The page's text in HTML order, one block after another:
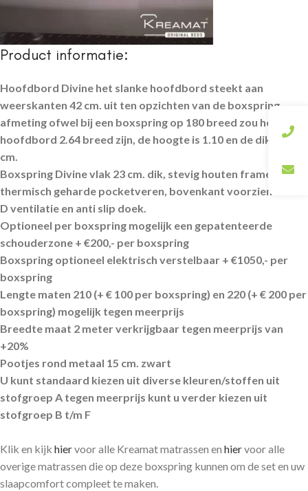
Product informatie:
Hoofdbord Divine het slanke hoofdbord steekt aan
weerskanten 42 cm. uit ten opzichten van de boxspring
afmeting ofwel bij een boxspring op 180 breed zou het
hoofdbord 2.64 breed zijn, de hoogte is 1.10 en de dikte is 6
cm.
Boxspring Divine vlak 23 cm. dik, stevig houten frame met
thermisch geharde pocketveren, bovenkant voorzien van 3-
D ventilatie en anti slip doek.
Optioneel per boxspring mogelijk een gepatenteerde
schouderzone + €200,- per boxspring
Boxspring optioneel elektrisch verstelbaar + €1050,- per
boxspring
Lengte maten 210 (+ € 100 per boxspring) en 220 (+ € 200 per
boxspring) mogelijk tegen meerprijs
Breedte maat 2 meter verkrijgbaar tegen meerprijs van
+20%
Pootjes rond metaal 15 cm. zwart
U kunt standaard kiezen uit diverse kleuren/stoffen uit
stofgroep A tegen meerprijs kunt u verder kiezen uit
stofgroep B t/m F
Klik en kijk hiervoor alle Kreamat matrassen en hiervoor alle
overige matrassen die op deze boxspring kunnen om de set en uw
slaapcomfort compleet te maken.